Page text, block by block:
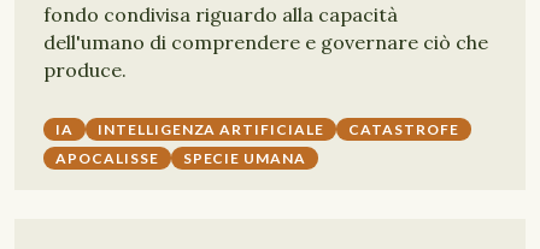
fondo condivisa riguardo alla capacità
dell'umano di comprendere e governare ciò che
produce.
IA INTELLIGENZA ARTIFICIALE
CATASTROFE
APOCALISSE
SPECIE UMANA